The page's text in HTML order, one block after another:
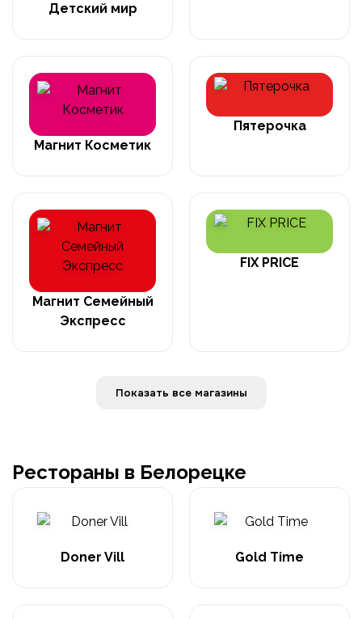
Детский мир
Магнит Косметик
Пятерочка
Магнит Семейный
Экспресс
FIX PRICE
Показать все магазины
Рестораны в Белорецке
Doner Vill Gold Time